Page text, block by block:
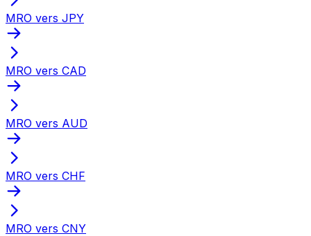
MRO vers JPY
MRO vers CAD
MRO vers AUD
MRO vers CHF
MRO vers CNY